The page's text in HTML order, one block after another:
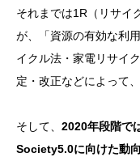
それまでは1R（リサイ
が、「資源の有効な利
イクル法・家電リサイ
定・改正などによって
そして、 2020年段階で
Society5.0に向けた動